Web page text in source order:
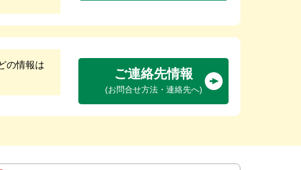
の情報は
ご連絡先情報
(お問合せ方法・連絡先へ)